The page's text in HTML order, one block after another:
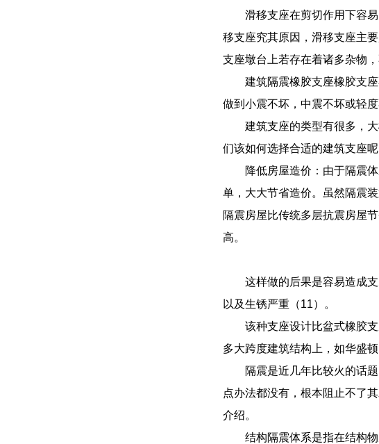
滑移支座在剪切作用下容
移支座究其原因，滑移支座主
支座墩台上若存在着诸多杂物
建筑隔震橡胶支座橡胶支
做到小震不坏，中震不坏或轻
建筑支座的类型有很多，
们该如何选择合适的建筑支座呢
降低房屋造价：由于隔震
单，大大节省造价。虽然隔震
隔震房屋比传统多层抗震房屋
高。
这样做的后果是容易造成
以及生锈严重（11）。
该种支座设计比盆式橡胶
多大跨度建筑结构上，如华盛
隔震是近几年比较火的话
点办法都没有，根本阻止不了
介绍。
结构隔震体系是指在结构